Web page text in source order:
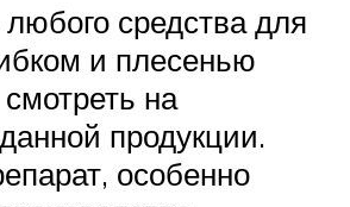
средства для
и плесенью
на
продукции.
особенно